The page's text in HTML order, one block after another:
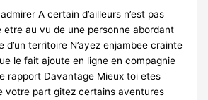
A certain d’ailleurs n’est pas
au vu de une personne abordant
territoire N’ayez enjambee crainte
le fait ajoute en ligne en compagnie
rapport Davantage Mieux toi etes
votre part gitez certains aventures